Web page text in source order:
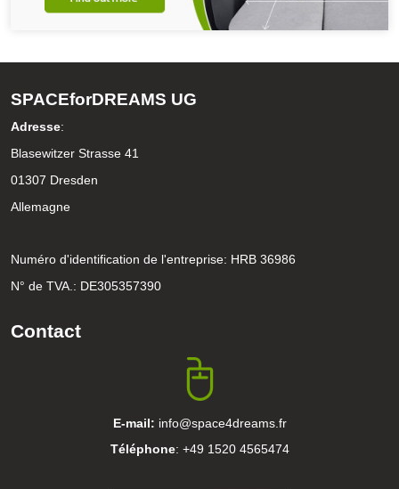
SPACEforDREAMS UG
Adresse:
Blasewitzer Strasse 41
01307 Dresden
Allemagne
Numéro d'identification de l'entreprise: HRB 36986
N° de TVA.: DE305357390
Contact
E-mail: info@space4dreams.fr
Téléphone: +49 1520 4565474